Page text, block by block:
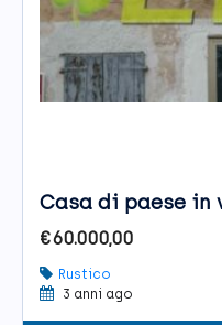
Casa di paese in
€60.000,00
Rustico
3 anni ago